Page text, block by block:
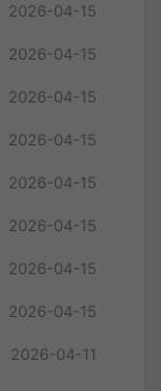
2026-04-15
2026-04-15
2026-04-15
2026-04-15
2026-04-15
2026-04-15
2026-04-15
2026-04-15
2026-04-11